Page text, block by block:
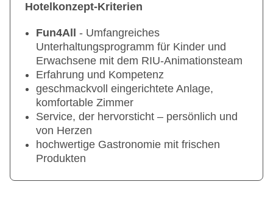
Hotelkonzept-Kriterien
Fun4All - Umfangreiches
Unterhaltungsprogramm für Kinder und
Erwachsene mit dem RIU-Animationsteam
Erfahrung und Kompetenz
geschmackvoll eingerichtete Anlage,
komfortable Zimmer
Service, der hervorsticht – persönlich und
von Herzen
hochwertige Gastronomie mit frischen
Produkten